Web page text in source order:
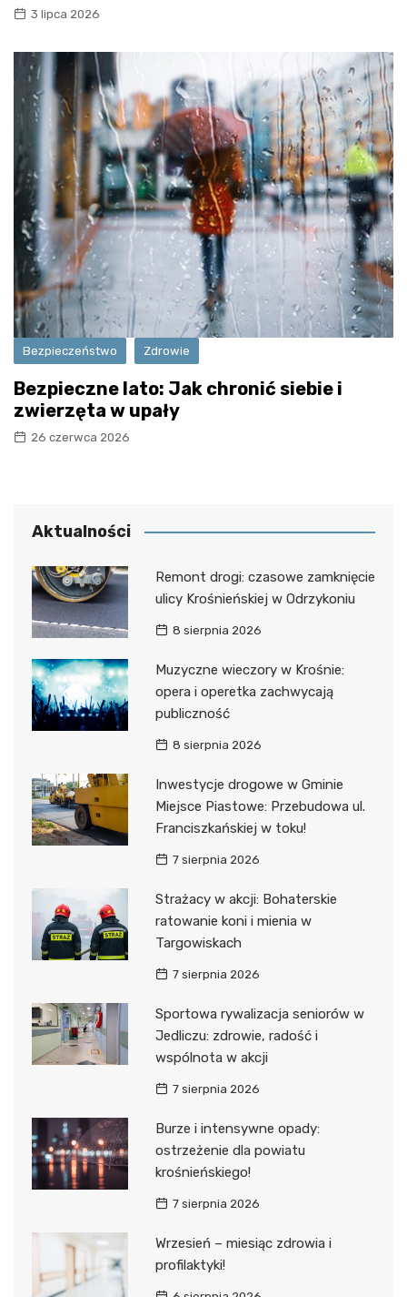
3 lipca 2026
Bezpieczeństwo Zdrowie
Bezpieczne lato: Jak chronić siebie i
zwierzęta w upały
26 czerwca 2026
Aktualności
Remont drogi: czasowe zamknięcie
ulicy Krośnieńskiej w Odrzykoniu
8 sierpnia 2026
Muzyczne wieczory w Krośnie:
opera i operetka zachwycają
publiczność
8 sierpnia 2026
Inwestycje drogowe w Gminie
Miejsce Piastowe: Przebudowa ul.
Franciszkańskiej w toku!
7 sierpnia 2026
Strażacy w akcji: Bohaterskie
ratowanie koni i mienia w
Targowiskach
7 sierpnia 2026
Sportowa rywalizacja seniorów w
Jedliczu: zdrowie, radość i
wspólnota w akcji
7 sierpnia 2026
Burze i intensywne opady:
ostrzeżenie dla powiatu
krośnieńskiego!
7 sierpnia 2026
Wrzesień – miesiąc zdrowia i
profilaktyki!